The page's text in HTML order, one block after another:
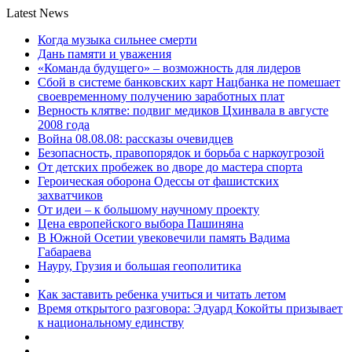
Latest News
Когда музыка сильнее смерти
Дань памяти и уважения
«Команда будущего» – возможность для лидеров
Сбой в системе банковских карт Нацбанка не помешает
своевременному получению заработных плат
Верность клятве: подвиг медиков Цхинвала в августе
2008 года
Война 08.08.08: рассказы очевидцев
Безопасность, правопорядок и борьба с наркоугрозой
От детских пробежек во дворе до мастера спорта
Героическая оборона Одессы от фашистских
захватчиков
От идеи – к большому научному проекту
Цена европейского выбора Пашиняна
В Южной Осетии увековечили память Вадима
Габараева
Науру, Грузия и большая геополитика
Как заставить ребенка учиться и читать летом
Время открытого разговора: Эдуард Кокойты призывает
к национальному единству